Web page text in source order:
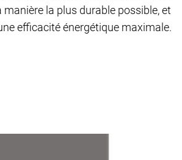
manière la plus durable possible, et
efficacité énergétique maximale.